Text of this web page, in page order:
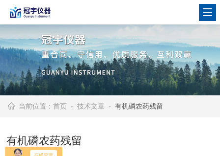
当前位置：首页 -技术文章 - 有机磷农药残留
有机磷农药残留